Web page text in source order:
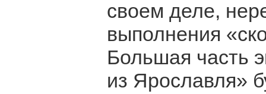
своем деле,
выполнения
Большая часть
из Ярославля»